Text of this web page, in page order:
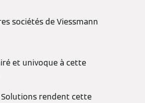
sociétés de Viessmann
et univoque à cette
Solutions rendent cette